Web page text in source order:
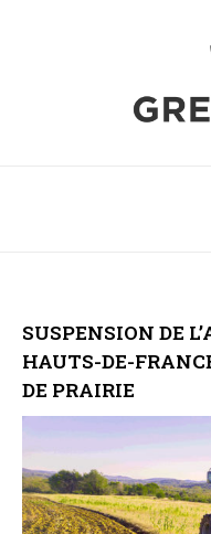
SUSPENSION DE
HAUTS-DE-
DE PRAIRIE